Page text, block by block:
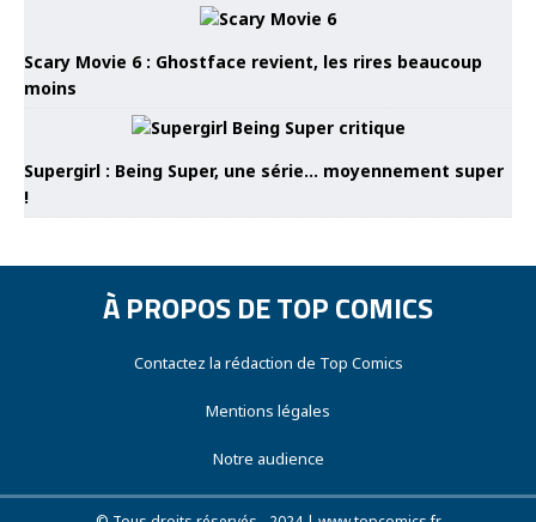
Scary Movie 6 : Ghostface revient, les rires beaucoup
moins
Supergirl : Being Super, une série… moyennement super
!
À PROPOS DE TOP COMICS
Contactez la rédaction de Top Comics
Mentions légales
Notre audience